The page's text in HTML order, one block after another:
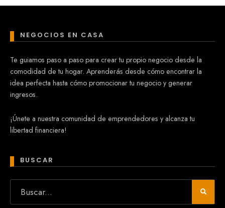
NEGOCIOS EN CASA
Te guiamos paso a paso para crear tu propio negocio desde la
comodidad de tu hogar. Aprenderás desde cómo encontrar la
idea perfecta hasta cómo promocionar tu negocio y generar
ingresos.
¡Únete a nuestra comunidad de emprendedores y alcanza tu
libertad financiera!
BUSCAR